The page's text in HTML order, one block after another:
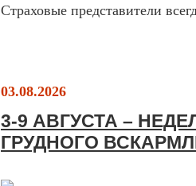
Страховые представители
03.08.2026
3-9 АВГУСТА –
ГРУДНОГО